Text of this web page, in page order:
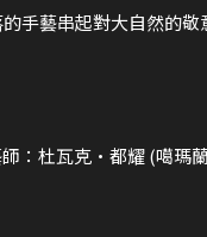
手藝串起對大自然的敬
：杜瓦克•都耀 (噶瑪